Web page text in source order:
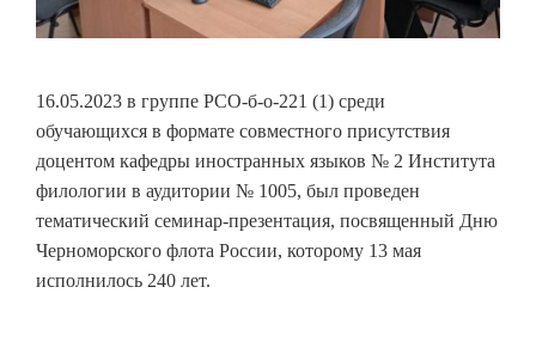
16.05.2023 в группе РСО-б-о-221 (1) среди
обучающихся в формате совместного присутствия
доцентом кафедры иностранных языков № 2 Института
филологии в аудитории № 1005, был проведен
тематический семинар-презентация, посвященный Дню
Черноморского флота России, которому 13 мая
исполнилось 240 лет.